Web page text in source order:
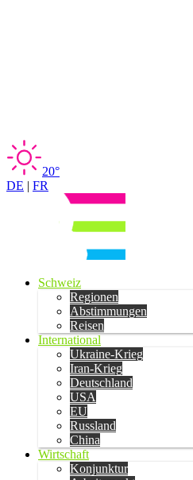
20°
DE | FR
Schweiz
Regionen
Abstimmungen
Reisen
International
Ukraine-Krieg
Iran-Krieg
Deutschland
USA
EU
Russland
China
Wirtschaft
Konjunktur